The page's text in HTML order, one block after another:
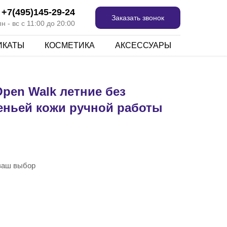
+7(495)145-29-24
- вс с 11:00 до 20:00
Заказать звонок
КОСМЕТИКА АКСЕССУАРЫ
Walk летние без
кожи ручной работы
выбор